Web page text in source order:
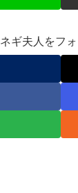
ネギ夫人をフ